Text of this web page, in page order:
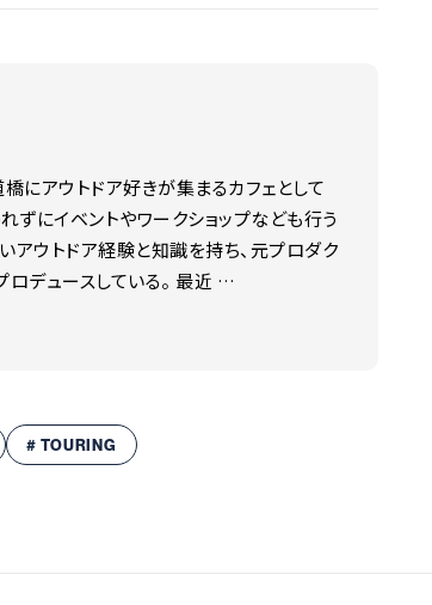
をたたんだ状態）
めにクセを強く感じる人も多いかもしれ
れ味と剛性が両立でき、さらには研ぎやす
めこのナイフは右利き用なのです。 キャ
化させた上でできる限り小型化してどこ
、小さいながら刺身を引いたり、野菜を
適度な厚みで剛性もあり、全長が短いた
をこじ開けたりできるようにデザインしま
にアウトドア好きが集まるカフェとして
ずにイベントやワークショップなども行う
アウトドア経験と知識を持ち、元プロダク
ロデュースしている。 最近 …
# TOURING